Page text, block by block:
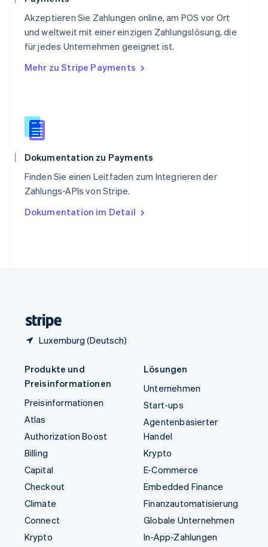
Akzeptieren Sie Zahlungen online, am POS vor Ort
und weltweit mit einer einzigen Zahlungslösung, die
für jedes Unternehmen geeignet ist.
Mehr zu Stripe Payments
Dokumentation zu Payments
Finden Sie einen Leitfaden zum Integrieren der
Zahlungs-APIs von Stripe.
Dokumentation im Detail
Luxemburg (Deutsch)
Deutsch
Singapur
English 简体中文
Slowakei
English
Slowenien
English
Spanien
Español
Thailand
Tschechische Republik
English
English
Produkte und
Preisinformationen
Preisinformationen
Atlas
Authorization Boost
Billing
Capital
Checkout
Climate
Connect
Krypto
Lösungen
Unternehmen
Start-ups
Agentenbasierter
Handel
Krypto
E-Commerce
Embedded Finance
Finanzautomatisierung
Globale Unternehmen
In-App-Zahlungen